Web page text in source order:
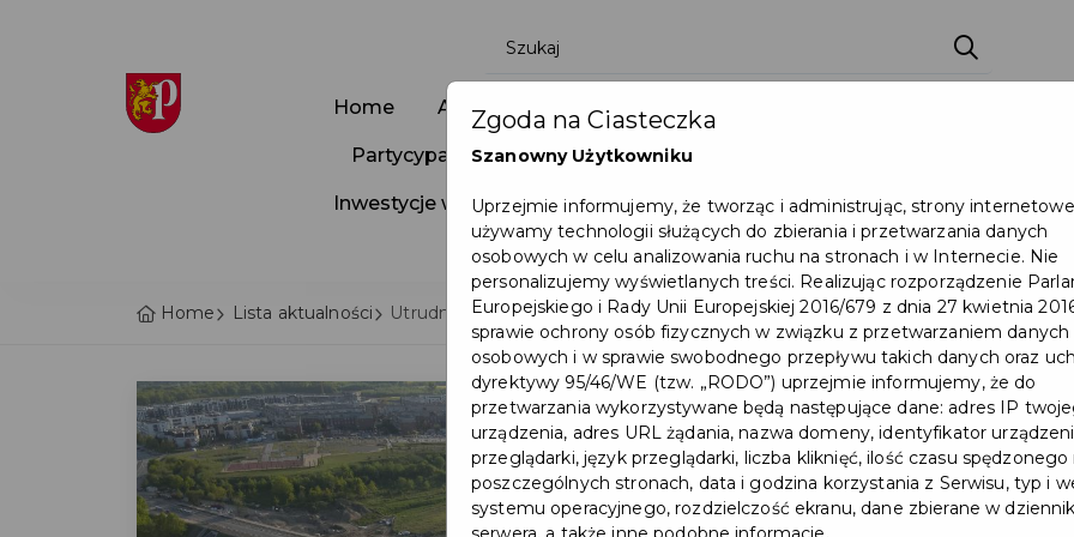
Home Aktualności Wydarzenia
Partycypacja Społeczna Programy
Inwestycje w Pruszczu Mapa Miasta Załatw sprawę
Ochrona ludności
Home Lista aktualności Utrudnienia w ruchu drogowym – zmiany w organizacji ruchu od 14 lipca do
Zgoda na Ciasteczka
Szanowny Użytkowniku
Uprzejmie informujemy, że tworząc i administrując, strony internetowe
używamy technologii służących do zbierania i przetwarzania danych
osobowych w celu analizowania ruchu na stronach i w Internecie. Nie
personalizujemy wyświetlanych treści. Realizując rozporządzenie
Europejskiego i Rady Unii Europejskiej 2016/679 z dnia 27 kwietnia
sprawie ochrony osób fizycznych w związku z przetwarzaniem danych
osobowych i w sprawie swobodnego przepływu takich danych oraz
dyrektywy 95/46/WE (tzw. „RODO”) uprzejmie informujemy, że do
przetwarzania wykorzystywane będą następujące dane: adres IP
urządzenia, adres URL żądania, nazwa domeny, identyfikator
przeglądarki, język przeglądarki, liczba kliknięć, ilość czasu spędzonego
poszczególnych stronach, data i godzina korzystania z Serwisu, typ i
systemu operacyjnego, rozdzielczość ekranu, dane zbierane w